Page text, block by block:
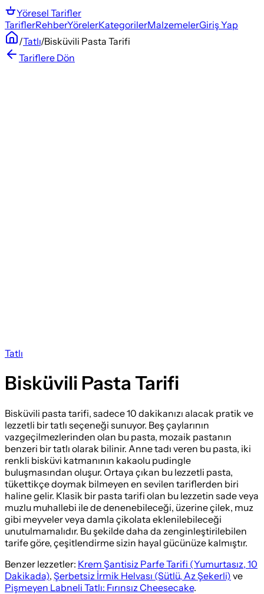
Yöresel Tarifler
TariflerRehberYörelerKategorilerMalzemelerGiriş Yap
/Tatlı/Bisküvili Pasta Tarifi
Tariflere Dön
Tatlı
Bisküvili Pasta Tarifi
Bisküvili pasta tarifi, sadece 10 dakikanızı alacak pratik ve
lezzetli bir tatlı seçeneği sunuyor. Beş çaylarının
vazgeçilmezlerinden olan bu pasta, mozaik pastanın
benzeri bir tatlı olarak bilinir. Anne tadı veren bu pasta, iki
renkli bisküvi katmanının kakaolu pudingle
buluşmasından oluşur. Ortaya çıkan bu lezzetli pasta,
tükettikçe doymak bilmeyen en sevilen tariflerden biri
haline gelir. Klasik bir pasta tarifi olan bu lezzetin sade veya
muzlu muhallebi ile de denenebileceği, üzerine çilek, muz
gibi meyveler veya damla çikolata eklenilebileceği
unutulmamalıdır. Bu şekilde daha da zenginleştirilebilen
tarife göre, çeşitlendirme sizin hayal gücünüze kalmıştır.
Benzer lezzetler: Krem Şantisiz Parfe Tarifi (Yumurtasız, 10
Dakikada), Şerbetsiz İrmik Helvası (Sütlü, Az Şekerli) ve
Pişmeyen Labneli Tatlı: Fırınsız Cheesecake.